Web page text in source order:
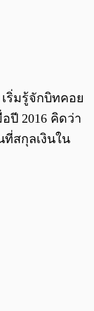
ริ่มรู้จักบิทคอย
ปี 2016 คิดว่า
สกุลเงินใน